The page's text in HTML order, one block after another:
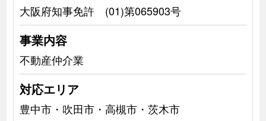
大阪府知事免許 (01)第065903号
事業内容
不動産仲介業
対応エリア
豊中市・吹田市・高槻市・茨木市